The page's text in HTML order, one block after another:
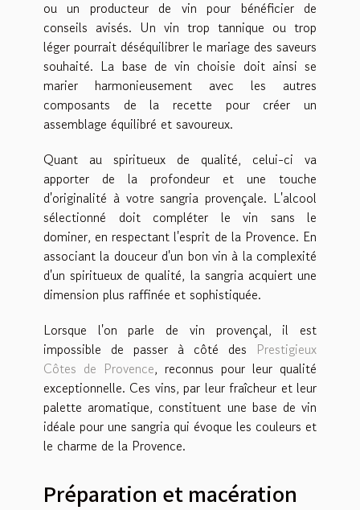
ou un producteur de vin pour bénéficier de
conseils avisés. Un vin trop tannique ou trop
léger pourrait déséquilibrer le mariage des saveurs
souhaité. La base de vin choisie doit ainsi se
marier harmonieusement avec les autres
composants de la recette pour créer un
assemblage équilibré et savoureux.
Quant au spiritueux de qualité, celui-ci va
apporter de la profondeur et une touche
d'originalité à votre sangria provençale. L'alcool
sélectionné doit compléter le vin sans le
dominer, en respectant l'esprit de la Provence. En
associant la douceur d'un bon vin à la complexité
d'un spiritueux de qualité, la sangria acquiert une
dimension plus raffinée et sophistiquée.
Lorsque l'on parle de vin provençal, il est
impossible de passer à côté des Prestigieux
Côtes de Provence, reconnus pour leur qualité
exceptionnelle. Ces vins, par leur fraîcheur et leur
palette aromatique, constituent une base de vin
idéale pour une sangria qui évoque les couleurs et
le charme de la Provence.
Préparation et macération